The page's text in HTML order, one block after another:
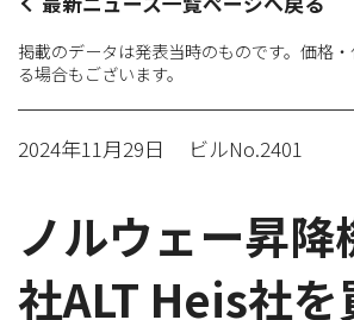
掲載のデータは発表当時のものです。価格
る場合もございます。
2024年11月29日 ビルNo.2401
ノルウェー昇降
社ALT Heis社を